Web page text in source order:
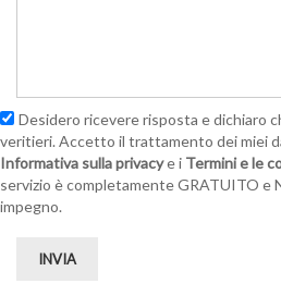
Desidero ricevere risposta e dichiaro
veritieri. Accetto il trattamento dei miei
Informativa sulla privacye i Termini e le
servizio è completamente GRATUITO e
impegno.
INVIA